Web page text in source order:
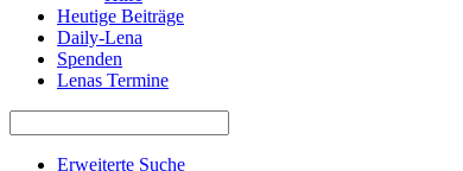
Heutige Beiträge
Daily-Lena
Spenden
Lenas Termine
Erweiterte Suche